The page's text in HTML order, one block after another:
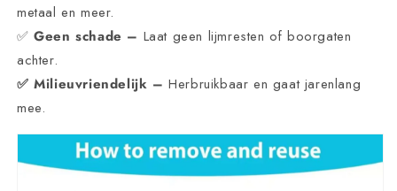
metaal en meer.
✅ Geen schade – Laat geen lijmresten of boorgaten
achter.
✅ Milieuvriendelijk –Herbruikbaar en gaat jarenlang
mee.